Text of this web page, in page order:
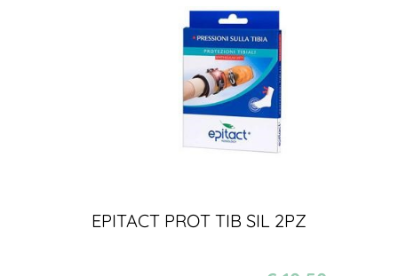
EPITACT PROT TIB SIL 2PZ